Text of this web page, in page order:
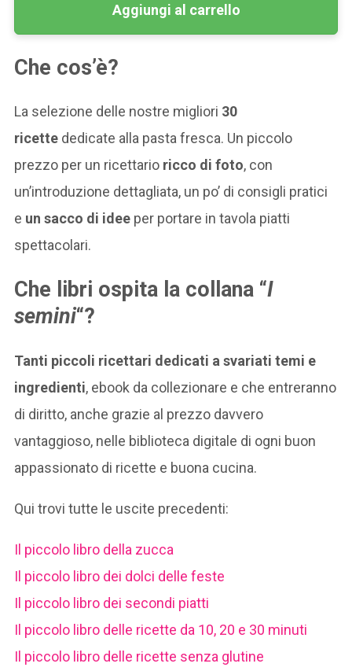
Aggiungi al carrello
Che cos’è?
La selezione delle nostre migliori 30
ricette dedicate alla pasta fresca. Un piccolo
prezzo per un ricettario ricco di foto, con
un’introduzione dettagliata, un po’ di consigli pratici
e un sacco di idee per portare in tavola piatti
spettacolari.
Che libri ospita la collana “I
semini“?
Tanti piccoli ricettari dedicati a svariati temi e
ingredienti, ebook da collezionare e che entreranno
di diritto, anche grazie al prezzo davvero
vantaggioso, nelle biblioteca digitale di ogni buon
appassionato di ricette e buona cucina.
Qui trovi tutte le uscite precedenti:
Il piccolo libro della zucca
Il piccolo libro dei dolci delle feste
Il piccolo libro dei secondi piatti
Il piccolo libro delle ricette da 10, 20 e 30 minuti
Il piccolo libro delle ricette senza glutine